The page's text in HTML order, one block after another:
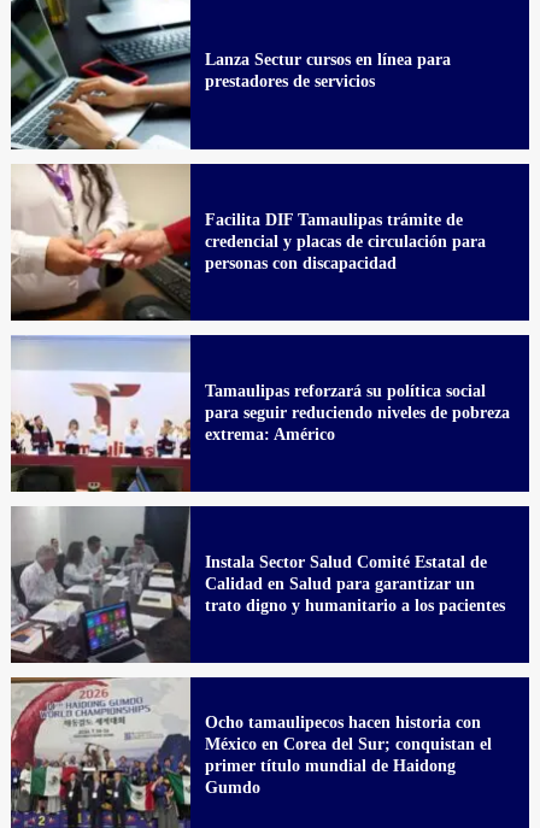
Lanza Sectur cursos en línea para
prestadores de servicios
Facilita DIF Tamaulipas trámite de
credencial y placas de circulación para
personas con discapacidad
Tamaulipas reforzará su política social
para seguir reduciendo niveles de pobreza
extrema: Américo
Instala Sector Salud Comité Estatal de
Calidad en Salud para garantizar un
trato digno y humanitario a los pacientes
Ocho tamaulipecos hacen historia con
México en Corea del Sur; conquistan el
primer título mundial de Haidong
Gumdo